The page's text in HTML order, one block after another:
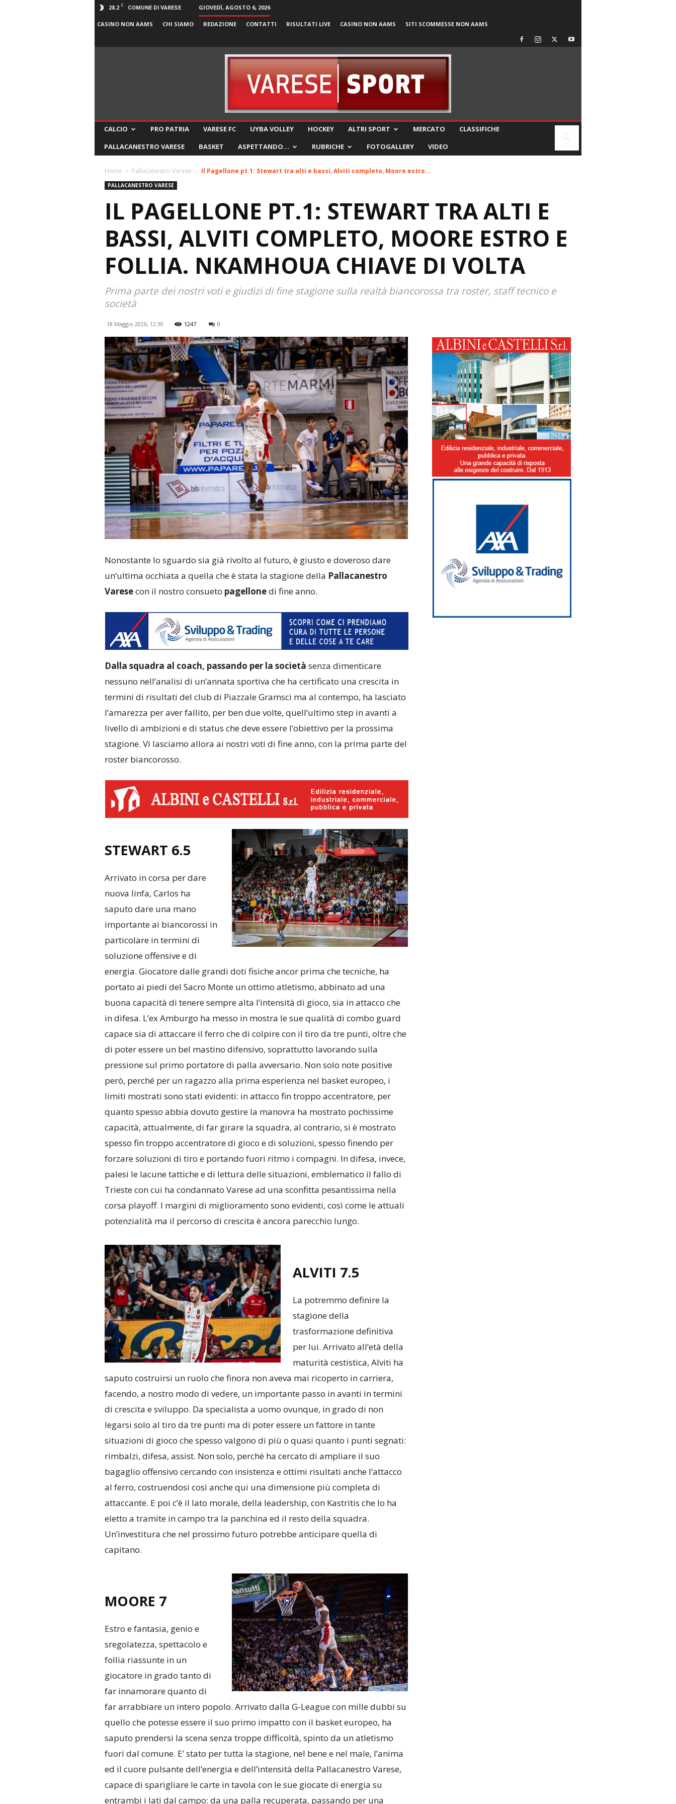
28.2 C COMUNE DI VARESE GIOVEDÌ, AGOSTO 6, 2026
CASINO NON AAMS CHI SIAMO REDAZIONE CONTATTI RISULTATI LIVE CASINO NON AAMS SITI SCOMMESSE NON AAMS
CALCIO PRO PATRIA VARESE FC UYBA VOLLEY HOCKEY ALTRI SPORT MERCATO
CLASSIFICHE
PALLACANESTRO VARESE
BASKET ASPETTANDO… RUBRICHE FOTOGALLERY VIDEO
Home Pallacanestro Varese Il Pagellone pt.1: Stewart tra alti e bassi, Alviti completo, Moore estro...
PALLACANESTRO VARESE
IL PAGELLONE PT.1: STEWART TRA ALTI E
BASSI, ALVITI COMPLETO, MOORE ESTRO E
FOLLIA. NKAMHOUA CHIAVE DI VOLTA
Prima parte dei nostri voti e giudizi di fine stagione sulla realtà biancorossa tra roster, staff tecnico e
società
18 Maggio 2026, 12:30 1247 0
Nonostante lo sguardo sia già rivolto al futuro, è giusto e doveroso dare
un’ultima occhiata a quella che è stata la stagione della Pallacanestro
Varesecon il nostro consueto pagellonedi fine anno.
Dalla squadra al coach, passando per la società senza dimenticare
nessuno nell’analisi di un’annata sportiva che ha certificato una crescita in
termini di risultati del club di Piazzale Gramsci ma al contempo, ha lasciato
l’amarezza per aver fallito, per ben due volte, quell’ultimo step in avanti a
livello di ambizioni e di status che deve essere l’obiettivo per la prossima
stagione. Vi lasciamo allora ai nostri voti di fine anno, con la prima parte del
roster biancorosso.
STEWART 6.5
Arrivato in corsa per dare
nuova linfa, Carlos ha
saputo dare una mano
importante ai biancorossi in
particolare in termini di
soluzione offensive e di
energia. Giocatore dalle grandi doti fisiche ancor prima che tecniche, ha
portato ai piedi del Sacro Monte un ottimo atletismo, abbinato ad una
buona capacità di tenere sempre alta l’intensità di gioco, sia in attacco che
in difesa. L’ex Amburgo ha messo in mostra le sue qualità di combo guard
capace sia di attaccare il ferro che di colpire con il tiro da tre punti, oltre che
di poter essere un bel mastino difensivo, soprattutto lavorando sulla
pressione sul primo portatore di palla avversario. Non solo note positive
però, perché per un ragazzo alla prima esperienza nel basket europeo, i
limiti mostrati sono stati evidenti: in attacco fin troppo accentratore, per
quanto spesso abbia dovuto gestire la manovra ha mostrato pochissime
capacità, attualmente, di far girare la squadra, al contrario, si è mostrato
spesso fin troppo accentratore di gioco e di soluzioni, spesso finendo per
forzare soluzioni di tiro e portando fuori ritmo i compagni. In difesa, invece,
palesi le lacune tattiche e di lettura delle situazioni, emblematico il fallo di
Trieste con cui ha condannato Varese ad una sconfitta pesantissima nella
corsa playoff. I margini di miglioramento sono evidenti, così come le attuali
potenzialità ma il percorso di crescita è ancora parecchio lungo.
ALVITI 7.5
La potremmo definire la
stagione della
trasformazione definitiva
per lui. Arrivato all’età della
maturità cestistica, Alviti ha
saputo costruirsi un ruolo che finora non aveva mai ricoperto in carriera,
facendo, a nostro modo di vedere, un importante passo in avanti in termini
di crescita e sviluppo. Da specialista a uomo ovunque, in grado di non
legarsi solo al tiro da tre punti ma di poter essere un fattore in tante
situazioni di gioco che spesso valgono di più o quasi quanto i punti segnati:
rimbalzi, difesa, assist. Non solo, perché ha cercato di ampliare il suo
bagaglio offensivo cercando con insistenza e ottimi risultati anche l’attacco
al ferro, costruendosi così anche qui una dimensione più completa di
attaccante. E poi c’è il lato morale, della leadership, con Kastritis che lo ha
eletto a tramite in campo tra la panchina ed il resto della squadra.
Un’investitura che nel prossimo futuro potrebbe anticipare quella di
capitano.
MOORE 7
Estro e fantasia, genio e
sregolatezza, spettacolo e
follia riassunte in un
giocatore in grado tanto di
far innamorare quanto di
far arrabbiare un intero popolo. Arrivato dalla G-League con mille dubbi su
quello che potesse essere il suo primo impatto con il basket europeo, ha
saputo prendersi la scena senza troppe difficoltà, spinto da un atletismo
fuori dal comune. E’ stato per tutta la stagione, nel bene e nel male, l’anima
ed il cuore pulsante dell’energia e dell’intensità della Pallacanestro Varese,
capace di sparigliare le carte in tavola con le sue giocate di energia su
entrambi i lati dal campo: da una palla recuperata, passando per una